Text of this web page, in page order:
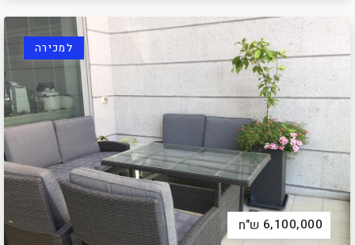
למכירה
6,100,000 ש"ח